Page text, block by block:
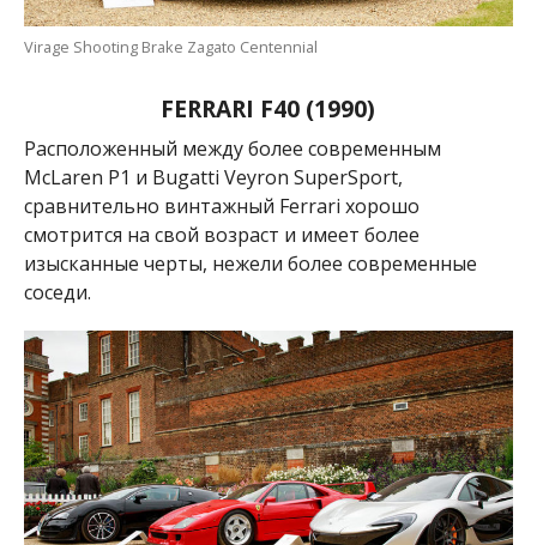
Virage Shooting Brake Zagato Centennial
FERRARI F40 (1990)
Расположенный между более современным
McLaren P1 и Bugatti Veyron SuperSport,
сравнительно винтажный Ferrari хорошо
смотрится на свой возраст и имеет более
изысканные черты, нежели более современные
соседи.